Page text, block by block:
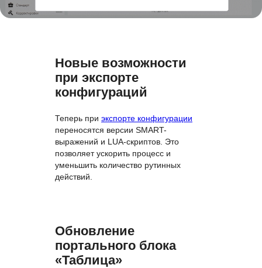
Новые возможности
при экспорте
конфигураций
Теперь при экспорте конфигурации
переносятся версии SMART-
выражений и LUA-скриптов. Это
позволяет ускорить процесс и
уменьшить количество рутинных
действий.
Обновление
портального блока
«Таблица»